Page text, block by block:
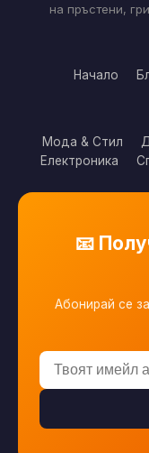
на пръстени,
Начало
Мода & Стил
Електроника
📧
Абонирай се